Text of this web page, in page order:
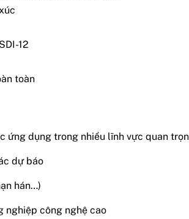
12
toàn
ứng dụng trong nhiều lĩnh vực quan
dự báo
hán…)
nghiệp công nghệ cao